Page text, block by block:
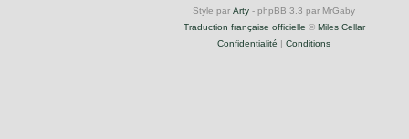
Style par Arty - phpBB 3.3 par MrGaby
Traduction française officielle © Miles Cellar
Confidentialité | Conditions